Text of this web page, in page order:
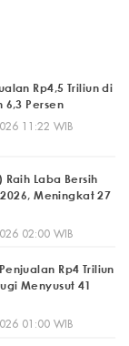
Rp4,5 Triliun di
6,3 Persen
11:22 WIB
Laba Bersih
Meningkat 27
02:00 WIB
Rp4 Triliun
Menyusut 41
01:00 WIB